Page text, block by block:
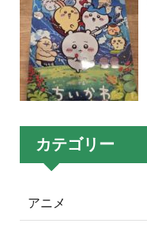
カテゴリー
アニメ